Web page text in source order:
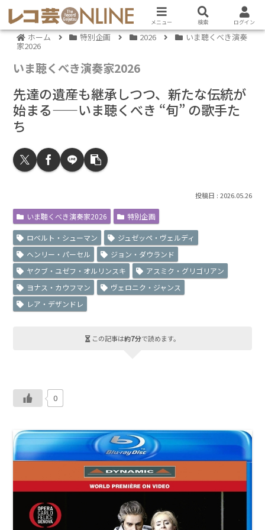
ホーム 特別企画 2026 いま聴くべき演奏
家2026
いま聴くべき演奏家2026
先達の遺産も継承しつつ、新たな伝統が
始まる——いま聴くべき “旬” の歌手た
ち
2026.05.26
いま聴くべき演奏家2026 特別企画
ロベルト・シューマン
ジュゼッペ・ヴェルディ
ヘンリー・パーセル
ジョン・ダウランド
ヤクブ・ユゼフ・オルリンスキ
アスミク・グリゴリアン
ヨナス・カウフマン
ヴェロニク・ジャンス
レア・デザンドレ
この記事は約7分で読めます。
0
メニュー 検索 ログイン